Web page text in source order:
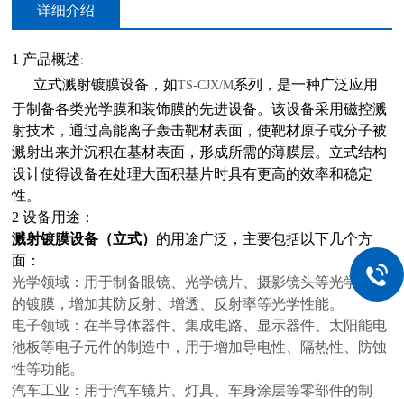
详细介绍
1 产品概述:
立式溅射镀膜设备，如TS-CJX/M系列，是一种广泛应用
于制备各类光学膜和装饰膜的先进设备。该设备采用磁控溅
射技术，通过高能离子轰击靶材表面，使靶材原子或分子被
溅射出来并沉积在基材表面，形成所需的薄膜层。立式结构
设计使得设备在处理大面积基片时具有更高的效率和稳定
性。
2设备用途：
溅射镀膜设备（立式） 的用途广泛，主要包括以下几个方
面：
光学领域：用于制备眼镜、光学镜片、摄影镜头等光学设备
的镀膜，增加其防反射、增透、反射率等光学性能。
电子领域：在半导体器件、集成电路、显示器件、太阳能电
池板等电子元件的制造中，用于增加导电性、隔热性、防蚀
性等功能。
汽车工业：用于汽车镜片、灯具、车身涂层等零部件的制